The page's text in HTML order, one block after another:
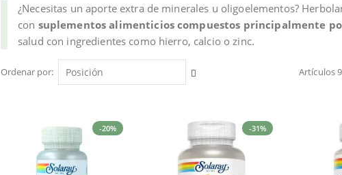
¿Necesitas un aporte extra de minerales u oligoelementos?
con suplementos alimenticios compuestos principalmente
salud con ingredientes como hierro, calcio o zinc.
Ordenar por Artículos
-20% -31%